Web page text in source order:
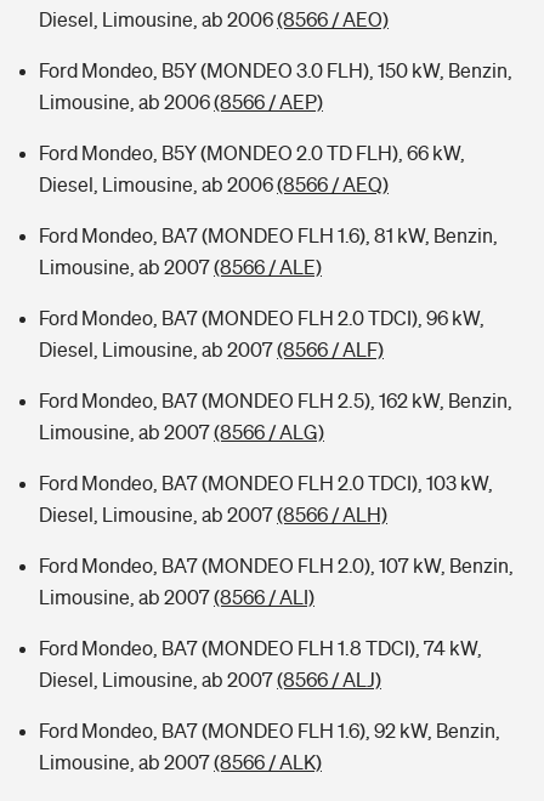
Diesel, Limousine, ab 2006(8566 / AEO)
Ford Mondeo, B5Y (MONDEO 3.0 FLH), 150 kW, Benzin,
Limousine, ab 2006(8566 / AEP)
Ford Mondeo, B5Y (MONDEO 2.0 TD FLH), 66 kW,
Diesel, Limousine, ab 2006(8566 / AEQ)
Ford Mondeo, BA7 (MONDEO FLH 1.6), 81 kW, Benzin,
Limousine, ab 2007(8566 / ALE)
Ford Mondeo, BA7 (MONDEO FLH 2.0 TDCI), 96 kW,
Diesel, Limousine, ab 2007(8566 / ALF)
Ford Mondeo, BA7 (MONDEO FLH 2.5), 162 kW, Benzin,
Limousine, ab 2007(8566 / ALG)
Ford Mondeo, BA7 (MONDEO FLH 2.0 TDCI), 103 kW,
Diesel, Limousine, ab 2007(8566 / ALH)
Ford Mondeo, BA7 (MONDEO FLH 2.0), 107 kW, Benzin,
Limousine, ab 2007(8566 / ALI)
Ford Mondeo, BA7 (MONDEO FLH 1.8 TDCI), 74 kW,
Diesel, Limousine, ab 2007(8566 / ALJ)
Ford Mondeo, BA7 (MONDEO FLH 1.6), 92 kW, Benzin,
Limousine, ab 2007(8566 / ALK)